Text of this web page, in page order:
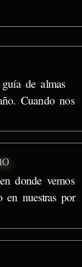
de almas
Cuando nos
donde vemos
en nuestras por